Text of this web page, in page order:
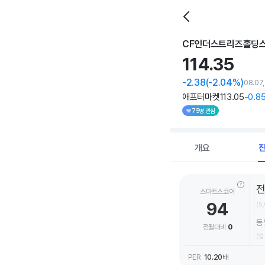
CF인더스트리즈홀딩
114.35
-2.38(-2.04%)08.07,
애프터마켓113.05-0.85
75명 관심
개요
스마트스코어
94
전월대비 0 동
(
PER 10.20배